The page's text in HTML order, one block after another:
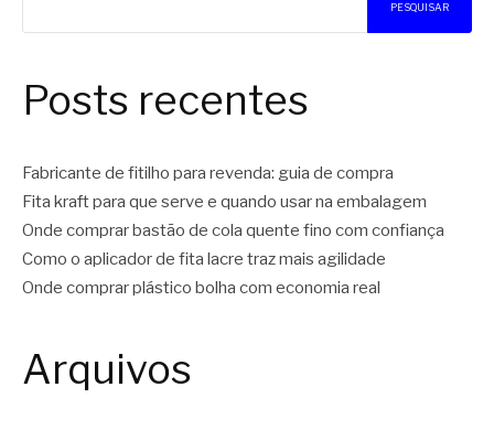
PESQUISAR
Posts recentes
Fabricante de fitilho para revenda: guia de compra
Fita kraft para que serve e quando usar na embalagem
Onde comprar bastão de cola quente fino com confiança
Como o aplicador de fita lacre traz mais agilidade
Onde comprar plástico bolha com economia real
Arquivos